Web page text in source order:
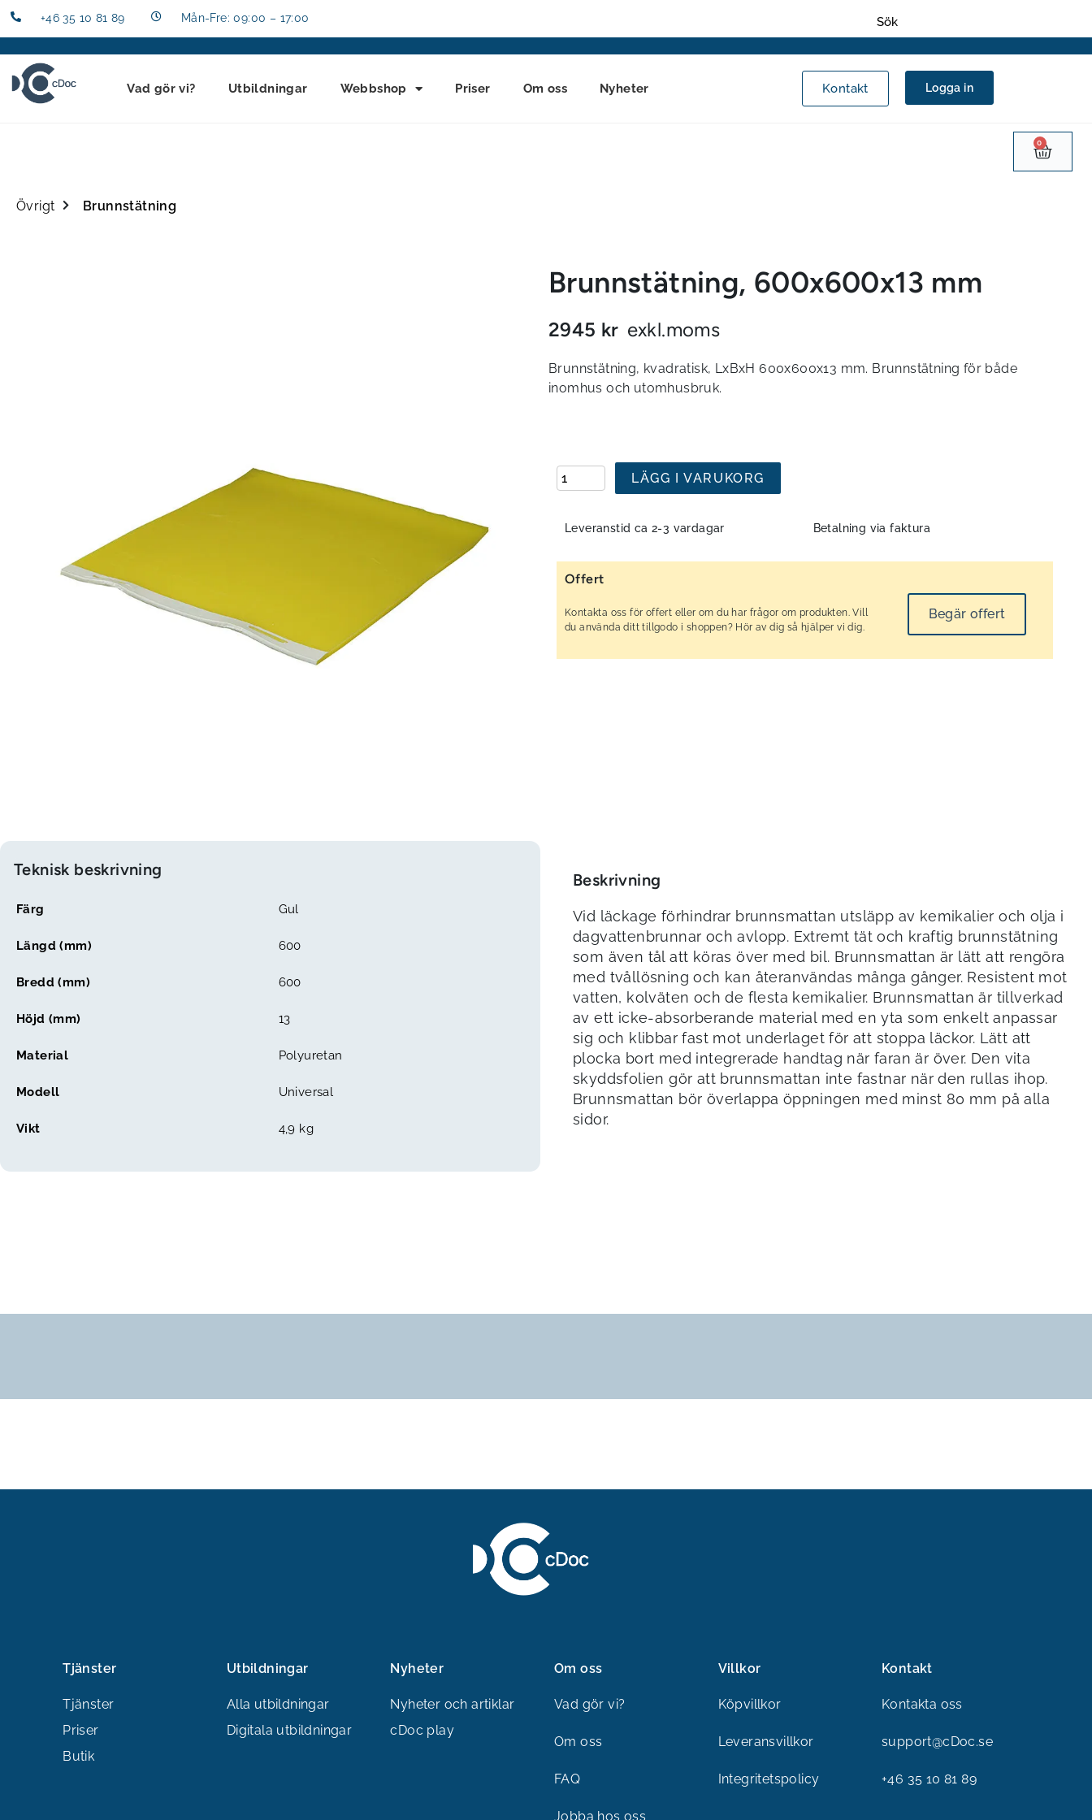
+46 35 10 81 89 Mån-Fre: 09:00 – 17:00
Vad gör vi? Utbildningar Webbshop Priser Om oss Nyheter Kontakt Logga in
0
Övrigt Brunnstätning
Brunnstätning, 600x600x13 mm
2945 kr exkl.moms
Brunnstätning, kvadratisk, LxBxH 600x600x13 mm. Brunnstätning för både
inomhus och utomhusbruk.
LÄGG I VARUKORG
Leveranstid ca 2-3 vardagar Betalning via faktura
Offert
Kontakta oss för offert eller om du har frågor om produkten. Vill
du använda ditt tillgodo i shoppen? Hör av dig så hjälper vi dig.
Begär offert
Teknisk beskrivning
Färg
Längd (mm)
Bredd (mm)
Höjd (mm)
Material
Modell
Vikt
Gul
600
600
13
Polyuretan
Universal
4,9 kg
Beskrivning
Vid läckage förhindrar brunnsmattan utsläpp av kemikalier och olja i
dagvattenbrunnar och avlopp. Extremt tät och kraftig brunnstätning
som även tål att köras över med bil. Brunnsmattan är lätt att rengöra
med tvållösning och kan återanvändas många gånger. Resistent mot
vatten, kolväten och de flesta kemikalier. Brunnsmattan är tillverkad
av ett icke-absorberande material med en yta som enkelt anpassar
sig och klibbar fast mot underlaget för att stoppa läckor. Lätt att
plocka bort med integrerade handtag när faran är över. Den vita
skyddsfolien gör att brunnsmattan inte fastnar när den rullas ihop.
Brunnsmattan bör överlappa öppningen med minst 80 mm på alla
sidor.
Tjänster
Tjänster
Priser
Butik
Utbildningar
Alla utbildningar
Digitala utbildningar
Nyheter
Nyheter och artiklar
cDoc play
Om oss
Vad gör vi?
Om oss
FAQ
Jobba hos oss
Villkor
Köpvillkor
Leveransvillkor
Integritetspolicy
Kontakt
Kontakta oss
support@cDoc.se
+46 35 10 81 89